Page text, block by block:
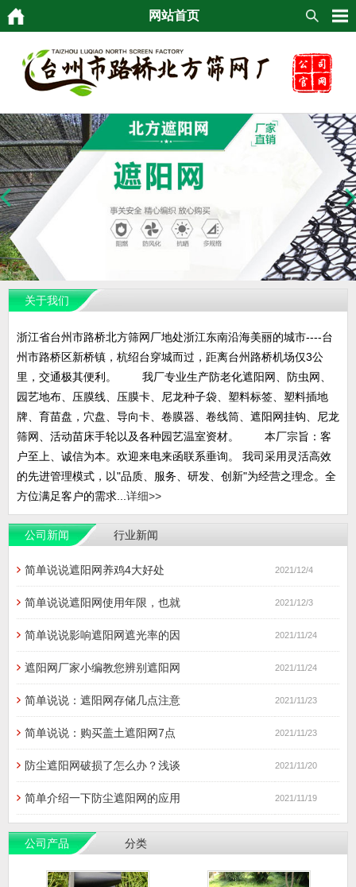
网站首页
关于我们
浙江省台州市路桥北方筛网厂地处浙江东南沿海美丽的城市----台
州市路桥区新桥镇，杭绍台穿城而过，距离台州路桥机场仅3公
里，交通极其便利。 我厂专业生产防老化遮阳网、防虫网、
园艺地布、压膜线、压膜卡、尼龙种子袋、塑料标签、塑料插地
牌、育苗盘，穴盘、导向卡、卷膜器、卷线筒、遮阳网挂钩、尼龙
筛网、活动苗床手轮以及各种园艺温室资材。 本厂宗旨：客
户至上、诚信为本。欢迎来电来函联系垂询。 我司采用灵活高效
的先进管理模式，以"品质、服务、研发、创新"为经营之理念。全
方位满足客户的需求... 详细>>
公司新闻 行业新闻
简单说说遮阳网养鸡4大好处 2021/12/4
简单说说遮阳网使用年限，也就 2021/12/3
简单说说影响遮阳网遮光率的因 2021/11/24
遮阳网厂家小编教您辨别遮阳网 2021/11/24
简单说说：遮阳网存储几点注意 2021/11/23
简单说说：购买盖土遮阳网7点 2021/11/23
防尘遮阳网破损了怎么办？浅谈 2021/11/20
简单介绍一下防尘遮阳网的应用 2021/11/19
公司产品 分类